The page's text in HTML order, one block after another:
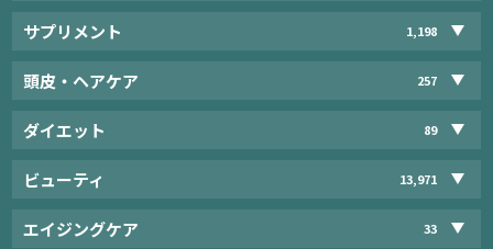
サプリメント 1,198
頭皮・ヘアケア 257
ダイエット 89
ビューティ 13,971
エイジングケア 33